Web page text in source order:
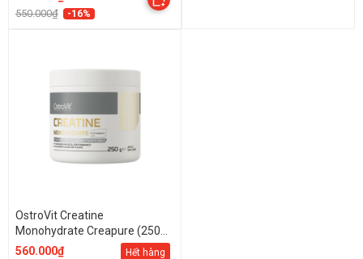
550.000₫ -16%
OstroVit Creatine
Monohydrate Creapure (250
gram)
560.000₫ Hết hàng